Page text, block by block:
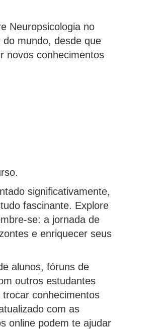
Neuropsicologia no
mundo, desde que
novos conhecimentos
significativamente,
fascinante. Explore
se: a jornada de
e enriquecer seus
alunos, fóruns de
outros estudantes
conhecimentos
com as
online podem te ajudar